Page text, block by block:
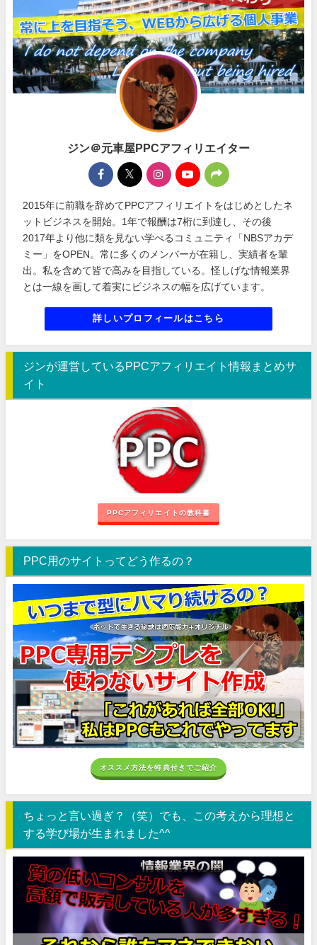
ジン＠元車屋PPCアフィリエイター
2015年に前職を辞めてPPCアフィリエイトをはじめとしたネ
ットビジネスを開始。1年で報酬は7桁に到達し、その後
2017年より他に類を見ない学べるコミュニティ「NBSアカデ
ミー」をOPEN。常に多くのメンバーが在籍し、実績者を輩
出。私を含めて皆で高みを目指している。怪しげな情報業界
とは一線を画して着実にビジネスの幅を広げています。
詳しいプロフィールはこちら
ジンが運営しているPPCアフィリエイト情報まとめサ
イト
PPCアフィリエイトの教科書
PPC用のサイトってどう作るの？
オススメ方法を特典付きでご紹介
ちょっと言い過ぎ？（笑）でも、この考えから理想と
する学び場が生まれました^^